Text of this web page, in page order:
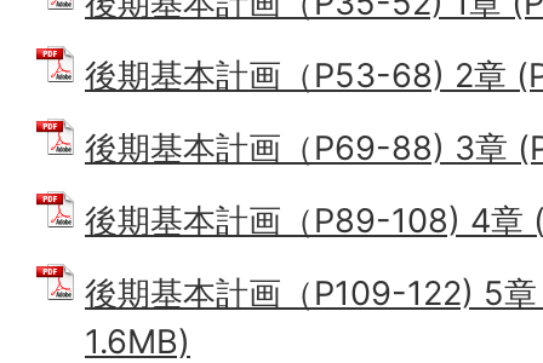
後期基本計画（P53-68) 2章
後期基本計画（P69-88) 3章
後期基本計画（P89-108) 4章
後期基本計画（P109-122) 5
1.6MB)